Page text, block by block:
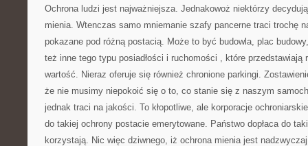
Ochrona ludzi jest najważniejsza. Jednakowoż niektórzy
mienia. Wtenczas samo mniemanie szafy pancerne traci trochę
pokazane pod różną postacią. Może to być budowla, plac
też inne tego typu posiadłości i ruchomości , które przedstawiają
wartość. Nieraz oferuje się również chronione parkingi.
że nie musimy niepokoić się o to, co stanie się z naszym
jednak traci na jakości. To kłopotliwe, ale korporacje
do takiej ochrony postacie emerytowane. Państwo dopłaca do
korzystają. Nic więc dziwnego, iż ochrona mienia jest